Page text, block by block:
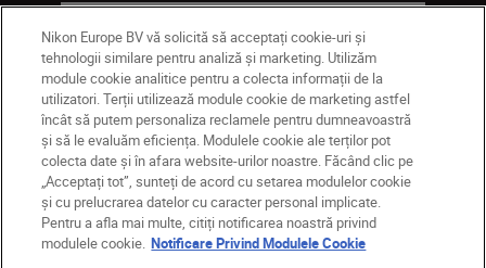
Companie
MD Nikon Sites
Contactaţi-ne
Politică de confidențialitate
Nikon Europe BV vă solicită să acceptați cookie-uri și
tehnologii similare pentru analiză și marketing. Utilizăm
module cookie analitice pentru a colecta informații de la
utilizatori. Terții utilizează module cookie de marketing astfel
încât să putem personaliza reclamele pentru dumneavoastră
și să le evaluăm eficiența. Modulele cookie ale terților pot
colecta date și în afara website-urilor noastre. Făcând clic pe
„Acceptați tot”, sunteți de acord cu setarea modulelor cookie
și cu prelucrarea datelor cu caracter personal implicate.
Pentru a afla mai multe, citiți notificarea noastră privind
modulele cookie. Notificare Privind Modulele Cookie